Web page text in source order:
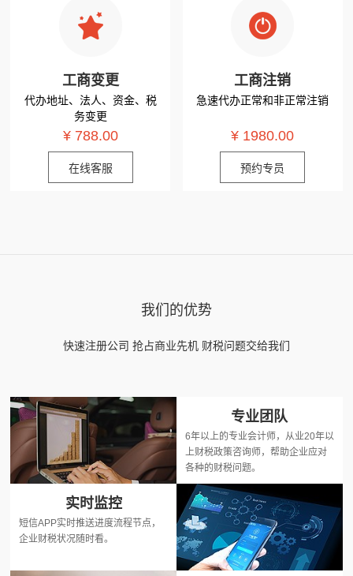
工商变更
代办地址、法人、资金、税
务变更
¥ 788.00
在线客服
工商注销
急速代办正常和非正常注销
¥ 1980.00
预约专员
我们的优势
快速注册公司 抢占商业先机 财税问题交给我们
专业团队
6年以上的专业会计师，从业20年以
上财税政策咨询师，帮助企业应对
各种的财税问题。
实时监控
短信APP实时推送进度流程节点，
企业财税状况随时看。